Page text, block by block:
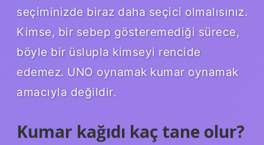
seçiminizde biraz daha seçici olmalısınız.
Kimse, bir sebep gösteremediği sürece,
böyle bir üslupla kimseyi rencide
edemez. UNO oynamak kumar oynamak
amacıyla değildir.
Kumar kağıdı kaç tane olur?